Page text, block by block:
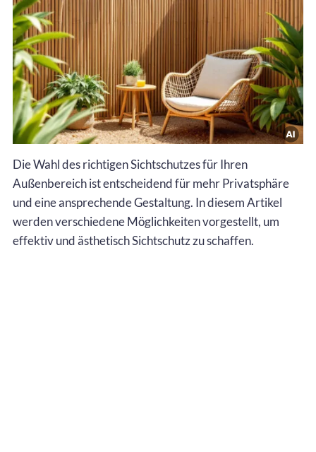
Die Wahl des richtigen Sichtschutzes für Ihren
Außenbereich ist entscheidend für mehr Privatsphäre
und eine ansprechende Gestaltung. In diesem Artikel
werden verschiedene Möglichkeiten vorgestellt, um
effektiv und ästhetisch Sichtschutz zu schaffen.